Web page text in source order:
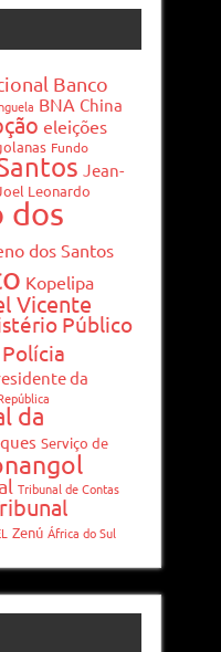
Banco
BNA China
eleições
Fundo
Jean-
Leonardo
dos
dos Santos
Kopelipa
Vicente
Público
Polícia
da
da
Serviço de
Tribunal de Contas
Zenú África do Sul